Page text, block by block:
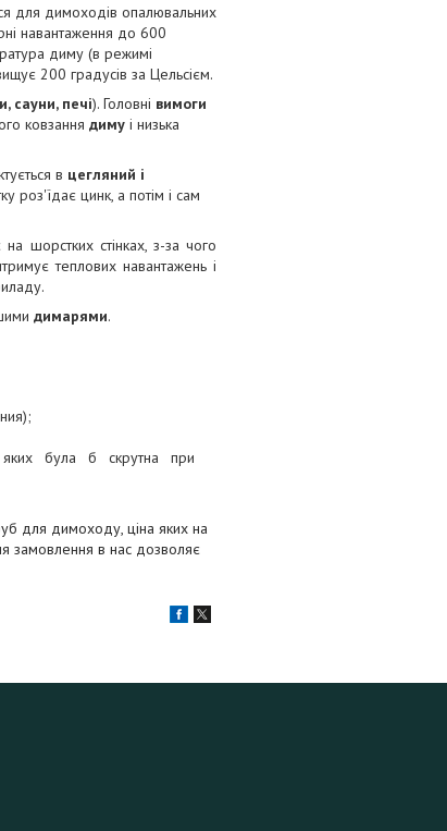
для димоходів опалювальних
навантаження до 600
диму (в режимі
200 градусів за Цельсієм.
сауни, печі). Головні вимоги
ковзання диму і низька
в цегляний і
роз'їдає цинк, а потім і сам
на шорстких стінках, з-за чого
теплових навантажень і
димарями.
була б скрутна при
для димоходу, ціна яких на
замовлення в нас дозволяє